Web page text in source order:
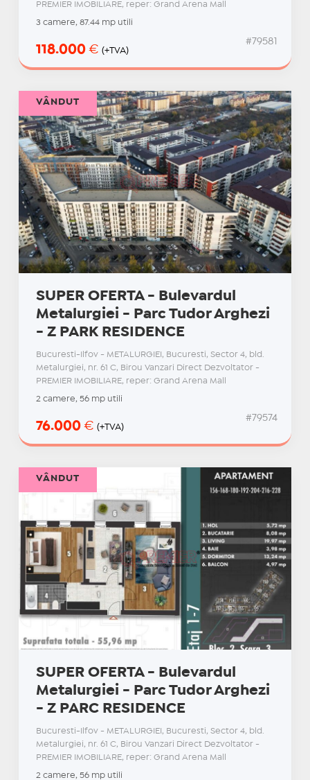
PREMIER IMOBILIARE, reper: Grand Arena Mall
3 camere, 87.44 mp utili
118.000 € (+TVA)
#79581
SUPER OFERTA - Bulevardul
Metalurgiei - Parc Tudor Arghezi
- Z PARK RESIDENCE
Bucuresti-Ilfov - METALURGIEI, Bucuresti, Sector 4, bld.
Metalurgiei, nr. 61 C, Birou Vanzari Direct Dezvoltator -
PREMIER IMOBILIARE, reper: Grand Arena Mall
2 camere, 56 mp utili
76.000 € (+TVA)
#79574
VÂNDUT
SUPER OFERTA - Bulevardul
Metalurgiei - Parc Tudor Arghezi
- Z PARC RESIDENCE
Bucuresti-Ilfov - METALURGIEI, Bucuresti, Sector 4, bld.
Metalurgiei, nr. 61 C, Birou Vanzari Direct Dezvoltator -
PREMIER IMOBILIARE, reper: Grand Arena Mall
2 camere, 56 mp utili
VÂNDUT